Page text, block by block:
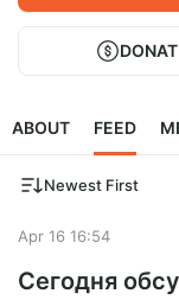
ABOUT FEED
Newest First
Apr 16 16:54
Cегодня